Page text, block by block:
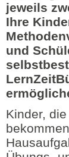
jeweils
Ihre
und
LernZeitB
Kinder,